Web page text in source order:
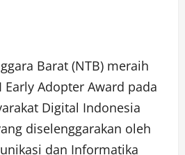
Barat (NTB) meraih
Early Adopter Award pada
Digital Indonesia
diselenggarakan oleh
dan Informatika